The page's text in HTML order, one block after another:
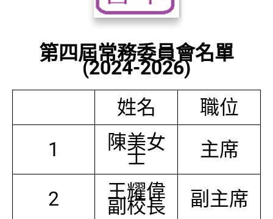
第四屆常務委員會名單
(2024-2026)
姓名
職位
1
陳美女
士 主席
2 王耀偉
副校長 副主席